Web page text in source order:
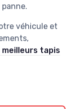
véhicule et
meilleurs tapis